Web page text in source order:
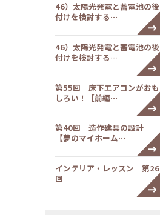
46）太陽光発電と蓄電池の後
付けを検討する…
46）太陽光発電と蓄電池の後
付けを検討する…
第55回 床下エアコンがおも
しろい！【前編…
第40回 造作建具の設計
【夢のマイホーム…
インテリア・レッスン 第26
回